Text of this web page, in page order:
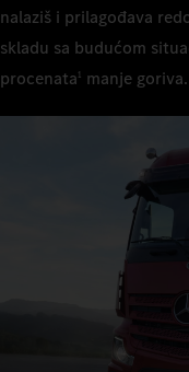
nalaziš i prilagođava
skladu sa budućom
procenata1 manje goriva.